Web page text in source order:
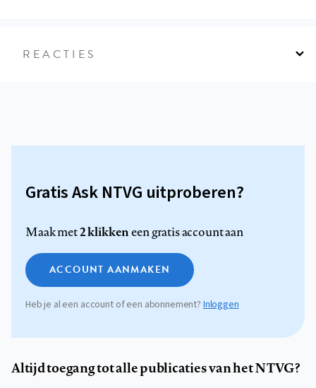
REACTIES
Gratis Ask NTVG uitproberen?
Maak met2 klikkeneen gratis account aan
ACCOUNT AANMAKEN
Heb je al een account of een abonnement?Inloggen
Altijd toegang tot alle publicaties van het NTVG?